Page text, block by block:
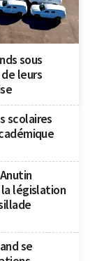
sous
leurs
scolaires
législation
se